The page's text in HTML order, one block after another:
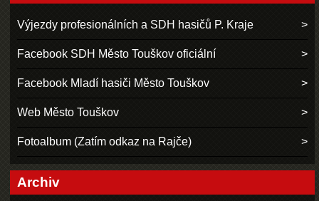
Výjezdy profesionálních a SDH hasičů P. Kraje
Facebook SDH Město Touškov oficiální
Facebook Mladí hasiči Město Touškov
Web Město Touškov
Fotoalbum (Zatím odkaz na Rajče)
Archiv